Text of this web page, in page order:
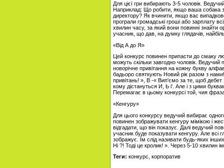
Для цієї гри вибирають 3-5 чоловік.
Наприклад: Що робити, якщо ваша собака
директору? Як вчинити, якщо вас
програли громадські гроші або зарплату
хвилин часу, за який вони повинні знайти
учасник, що дав, на думку глядачів,
«Від А до Я»
Цей конкурс повинен припасти до смаку
можуть скільки завгодно чоловік.
новорічне привітання на кожну букву
бадьоро святкують Новий рік разом з
привітань! », В -« Вип'ємо за те, щоб
кому дістануться И, Ь і'. Але і з цими
Перемагає в цьому конкурсі той, чия
«Кенгуру»
Для цього конкурсу ведучий вибирає
повинен зображувати кенгуру мімікою і
відгадати, що він показує. Далі ведучий
учасник буде показувати кенгуру. Але всі
зображує. Їм слід називати будь-яких
Ні ?! Тоді це кролик! ». Через 5-10 хвилин
Теги: конкурс, корпоратив